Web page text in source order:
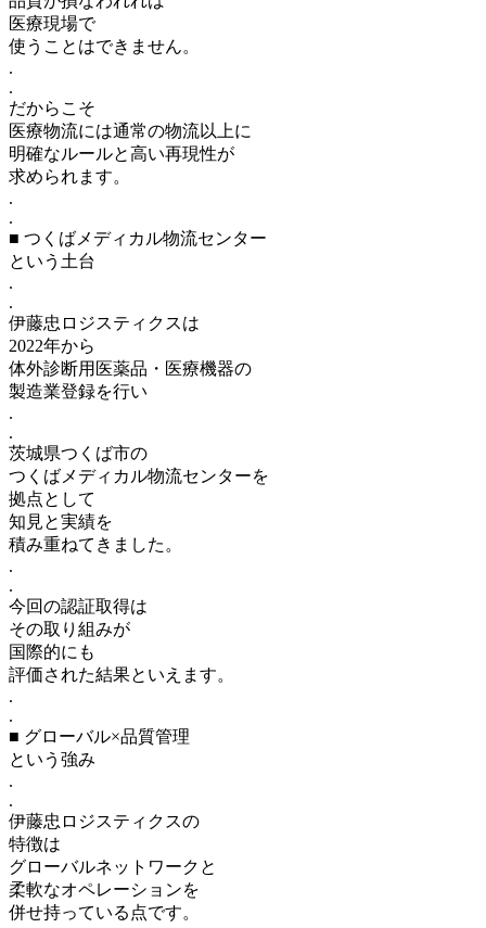
医療現場で
使うことはできません。
.
.
だからこそ
医療物流には通常の物流以上に
明確なルールと高い再現性が
求められます。
.
.
■ つくばメディカル物流センター
という土台
.
.
伊藤忠ロジスティクスは
2022年から
体外診断用医薬品・医療機器の
製造業登録を行い
.
.
茨城県つくば市の
つくばメディカル物流センターを
拠点として
知見と実績を
積み重ねてきました。
.
.
今回の認証取得は
その取り組みが
国際的にも
評価された結果といえます。
.
.
■ グローバル×品質管理
という強み
.
.
伊藤忠ロジスティクスの
特徴は
グローバルネットワークと
柔軟なオペレーションを
併せ持っている点です。